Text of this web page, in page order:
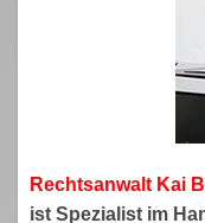
Rechtsanwalt Kai
ist Spezialist im